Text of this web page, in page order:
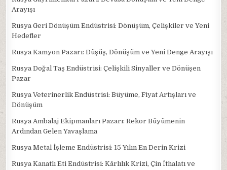
Arayışı
Rusya Geri Dönüşüm Endüstrisi: Dönüşüm, Çelişkiler ve Yeni
Hedefler
Rusya Kamyon Pazarı: Düşüş, Dönüşüm ve Yeni Denge Arayışı
Rusya Doğal Taş Endüstrisi: Çelişkili Sinyaller ve Dönüşen
Pazar
Rusya Veterinerlik Endüstrisi: Büyüme, Fiyat Artışları ve
Dönüşüm
Rusya Ambalaj Ekipmanları Pazarı: Rekor Büyümenin
Ardından Gelen Yavaşlama
Rusya Metal İşleme Endüstrisi: 15 Yılın En Derin Krizi
Rusya Kanatlı Eti Endüstrisi: Kârlılık Krizi, Çin İthalatı ve